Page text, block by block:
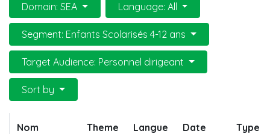
Domain: SEA Language: All
Segment: Enfants Scolarisés 4-12 ans
Target Audience: Personnel dirigeant
Sort by
Nom Theme Langue Date Type